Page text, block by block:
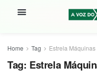
Home Tag Estrela Máquinas
Tag: Estrela